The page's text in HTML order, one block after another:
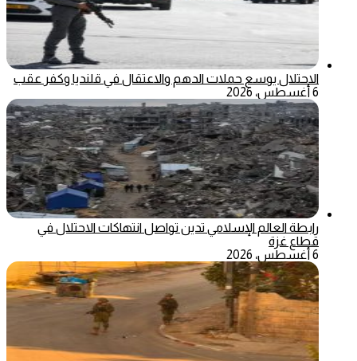
الاحتلال يوسع حملات الدهم والاعتقال في قلنديا وكفر عقب
6 أغسطس، 2026
رابطة العالم الإسلامي تدين تواصل انتهاكات الاحتلال في
قطاع غزة
6 أغسطس، 2026